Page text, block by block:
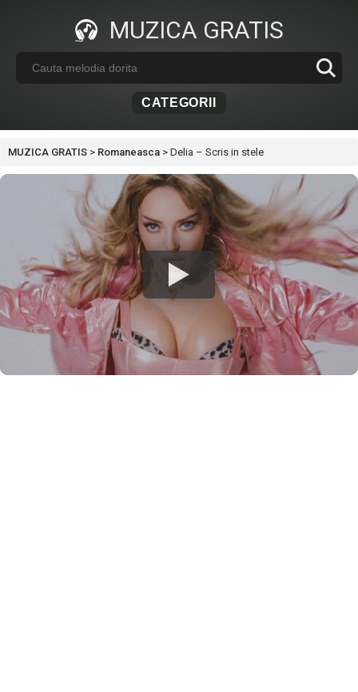
MUZICA GRATIS
CATEGORII
MUZICA GRATIS > Romaneasca > Delia – Scris in stele